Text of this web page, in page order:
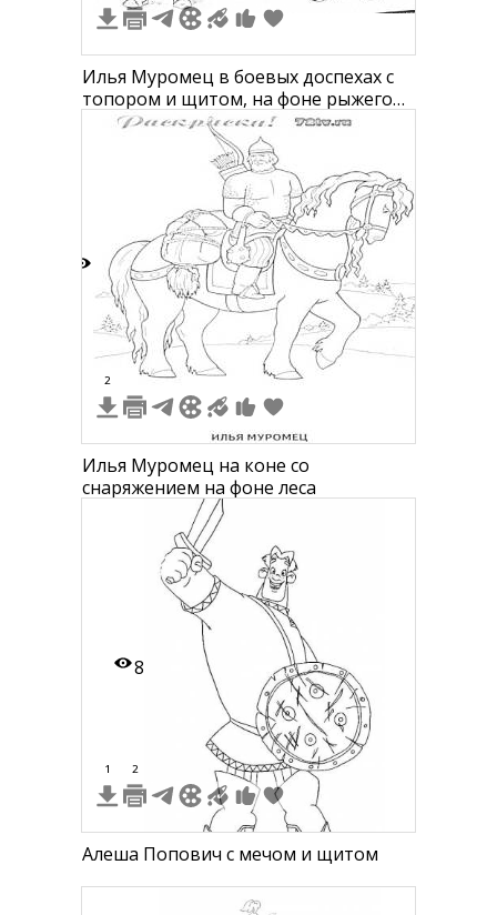
Илья Муромец в боевых доспехах с
топором и щитом, на фоне рыжего
коня, синего неба и летящей птицы
2
Илья Муромец на коне со
снаряжением на фоне леса
8
1 2
Алеша Попович с мечом и щитом